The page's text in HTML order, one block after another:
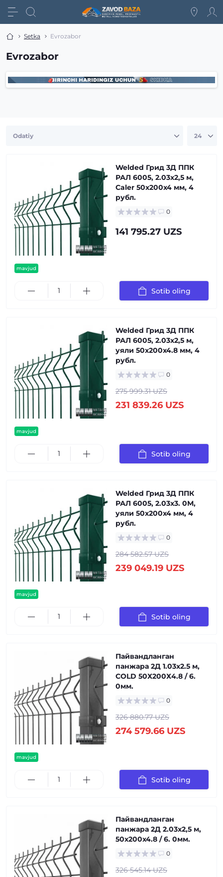
Setka Evrozabor
Evrozabor
mavjud
Welded Грид 3Д ППК
РАЛ 6005, 2.03x2,5 м,
Caler 50x200x4 мм, 4
рубл.
0
141 795.27 UZS
Sotib oling
mavjud
Welded Грид 3Д ППК
РАЛ 6005, 2.03x2,5 м,
уяли 50x200x4.8 мм, 4
рубл.
0
275 999.31 UZS
231 839.26 UZS
Sotib oling
mavjud
Welded Грид 3Д ППК
РАЛ 6005, 2.03x3. 0М,
уяли 50x200x4 мм, 4
рубл.
0
284 582.57 UZS
239 049.19 UZS
Sotib oling
mavjud
Пайвандланган
панжара 2Д 1.03x2.5 м,
COLD 50Х200Х4.8 / 6.
0мм.
0
326 880.77 UZS
274 579.66 UZS
Sotib oling
Пайвандланган
панжара 2Д 2.03x2,5 м,
50x200x4.8 / 6. 0мм.
0
326 545.14 UZS